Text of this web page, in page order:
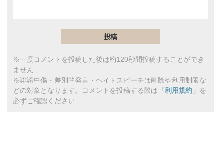
※一度コメントを投稿した後は約120秒間投稿することができ
ません
※誹謗中傷・差別的発言・ヘイトスピーチは削除や利用制限な
どの対象となります。コメントを投稿する際は 「利用規約」 を
必ずご確認ください